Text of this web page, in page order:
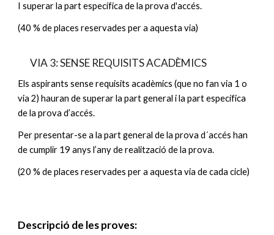
I superar la part específica de la prova d'accés.
(40 % de places reservades per a aquesta via)
VIA 3: SENSE REQUISITS ACADÈMICS
Els aspirants sense requisits acadèmics (que no fan via 1 o
via 2) hauran de superar la part general i la part específica
de la prova d’accés.
Per presentar-se a la part general de la prova d´accés han
de cumplir 19 anys l’any de realització de la prova.
(20 % de places reservades per a aquesta via de cada cicle)
Descripció de les proves: